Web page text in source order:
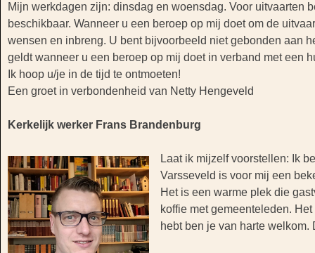
Mijn werkdagen zijn: dinsdag en woensdag. Voor uitvaarten
beschikbaar. Wanneer u een beroep op mij doet om de
wensen en inbreng. U bent bijvoorbeeld niet gebonden aan
geldt wanneer u een beroep op mij doet in verband met een
Ik hoop u/je in de tijd te ontmoeten!
Een groet in verbondenheid van Netty Hengeveld
Kerkelijk werker Frans Brandenburg
Laat ik mijzelf voorstellen: Ik
Varsseveld is voor mij een
Het is een warme plek die
koffie met gemeenteleden.
hebt ben je van harte